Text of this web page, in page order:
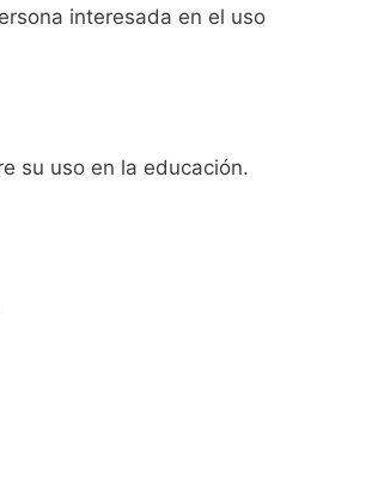
interesada en el uso
su uso en la educación.